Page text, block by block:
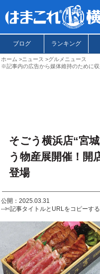
ブログ ランキング
ホーム ニュース
グルメニュース
※記事内の広告から媒体維持のために
そごう横浜店“宮
う物産展開催！開
登場
公開：2025.03.31
--✄記事タイトルとURLをコピーす